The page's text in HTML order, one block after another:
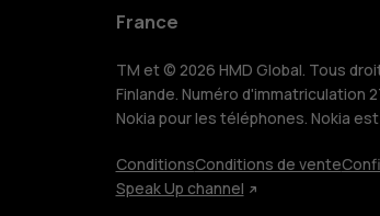
Pour les
Tablettes
France
TM et © 2026 HMD Global. Tous
Finlande. Numéro d'immatriculation
Nokia pour les téléphones. Nokia
ConditionsConditions de vente
Speak Up channel